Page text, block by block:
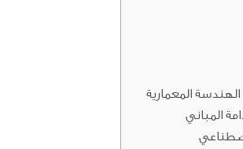
المعمارية
المباني